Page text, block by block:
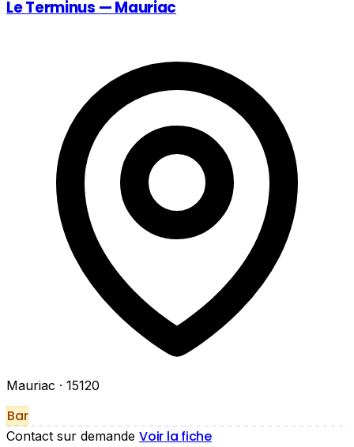
Le Terminus — Mauriac
Mauriac · 15120
Bar
Contact sur demande Voir la fiche